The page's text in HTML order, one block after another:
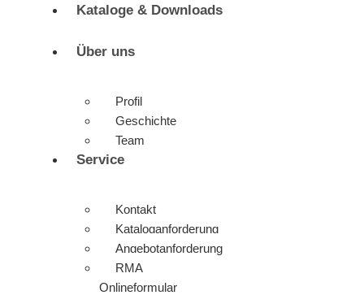
Kataloge & Downloads
Über uns
Profil
Geschichte
Team
Service
Kontakt
Kataloganforderung
Angebotanforderung
RMA
Onlineformular